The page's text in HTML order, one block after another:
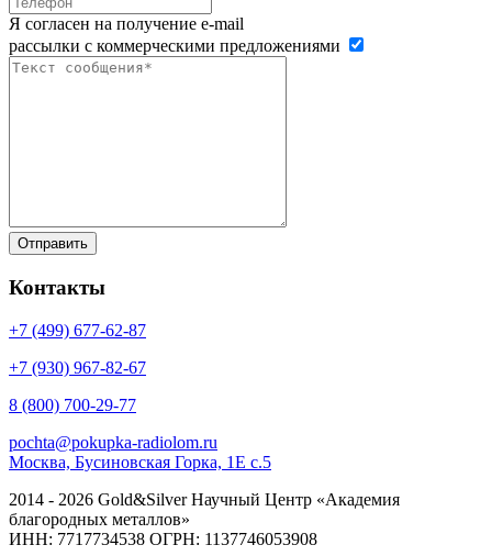
Я согласен на получение e-mail
рассылки с коммерческими предложениями
Контакты
+7 (499) 677-62-87
+7 (930) 967-82-67
8 (800) 700-29-77
pochta@pokupka-radiolom.ru
Москва, Бусиновская Горка, 1Е с.5
2014 - 2026 Gold&Silver Научный Центр «Академия
благородных металлов»
ИНН: 7717734538 ОГРН: 1137746053908